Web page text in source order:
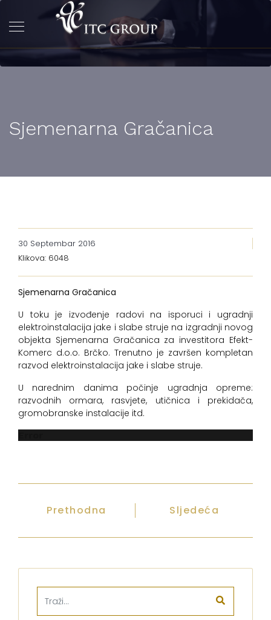
Sjemenarna Gračanica
30 Septembar 2016
Klikova: 6048
Sjemenarna Gračanica
U toku je izvođenje radovi na isporuci i ugradnji
elektroinstalacija jake i slabe struje na izgradnji novog
objekta Sjemenarna Gračanica za investitora Efekt-
Komerc d.o.o. Brčko. Trenutno je završen kompletan
razvod elektroinstalacija jake i slabe struje.
U narednim danima počinje ugradnja opreme:
razvodnih ormara, rasvjete, utičnica i prekidača,
gromobranske instalacije itd.
Prethodna Sljedeća